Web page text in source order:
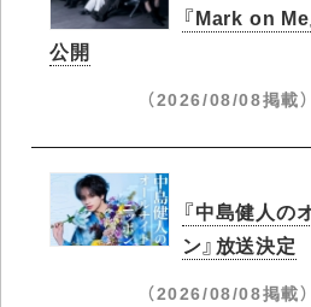
『Mark on
公開
（2026/08/08掲載）
『中島健人の
ン』放送決定
（2026/08/08掲載）